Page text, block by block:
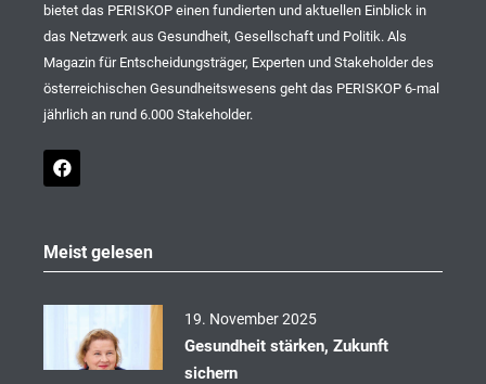
bietet das PERISKOP einen fundierten und aktuellen Einblick in
das Netzwerk aus Gesundheit, Gesellschaft und Politik. Als
Magazin für Entscheidungsträger, Experten und Stakeholder des
österreichischen Gesundheitswesens geht das PERISKOP 6-mal
jährlich an rund 6.000 Stakeholder.
F
a
c
o
o
Meist gelesen
19. November 2025
Gesundheit stärken, Zukunft
sichern